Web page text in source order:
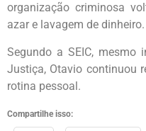
organização criminosa
azar e lavagem de dinheiro.
Segundo a SEIC, mesmo
Justiça, Otavio continuou
rotina pessoal.
Compartilhe isso: